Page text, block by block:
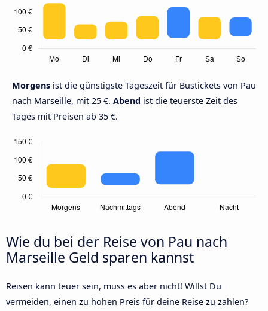
Morgens ist die günstigste Tageszeit für Bustickets von Pau
nach Marseille, mit 25 €. Abend ist die teuerste Zeit des
Tages mit Preisen ab 35 €.
Wie du bei der Reise von Pau nach
Marseille Geld sparen kannst
Reisen kann teuer sein, muss es aber nicht! Willst Du
vermeiden, einen zu hohen Preis für deine Reise zu zahlen?